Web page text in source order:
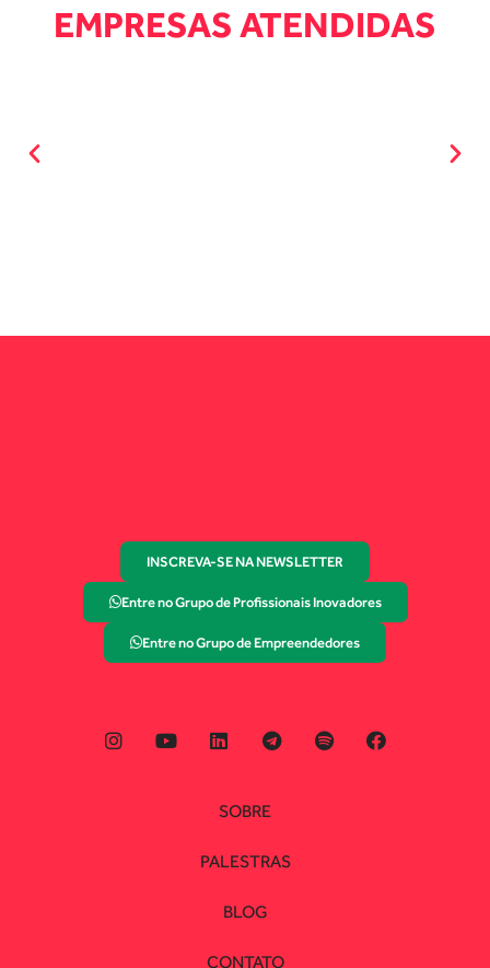
EMPRESAS ATENDIDAS
INSCREVA-SE NA NEWSLETTER
Entre no Grupo de Profissionais Inovadores
Entre no Grupo de Empreendedores
SOBRE
PALESTRAS
BLOG
CONTATO